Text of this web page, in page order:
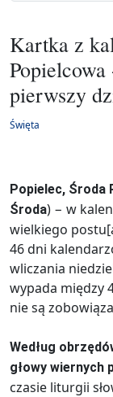
Kartka z
pierwszy
Święta
Popielec, Środa
Środa) − w
wielkiego
46 dni
wliczania
wypada między
nie są
Według
głowy wiernych
czasie liturgii